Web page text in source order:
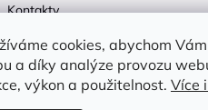
cookies, abychom
a díky analýze provozu
výkon a použitelnost. Více
Kontakty
Doprava
Blog